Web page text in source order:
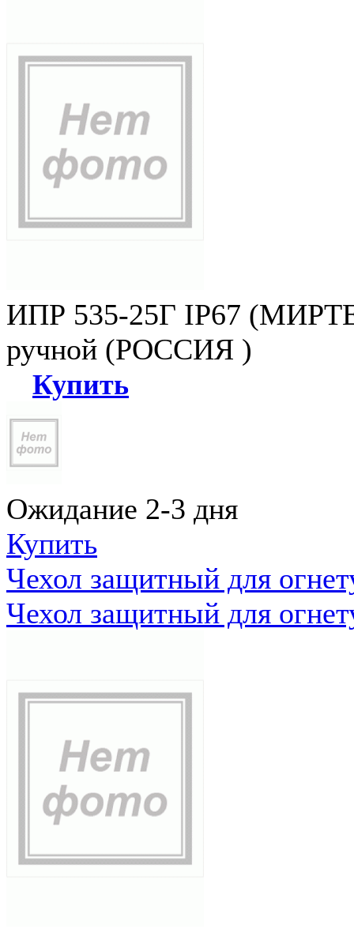
ИПР 535-25Г IP67
ручной (РОССИЯ )
Купить
Ожидание 2-3 дня
Купить
Чехол защитный для
Чехол защитный для